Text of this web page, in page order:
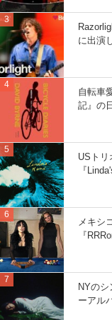
に出演
自転車
記』の
USトリ
『
メキシ
『
NYのシ
ーアル